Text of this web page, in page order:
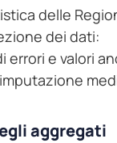
delle
dei dati:
errori e valori
aggregati